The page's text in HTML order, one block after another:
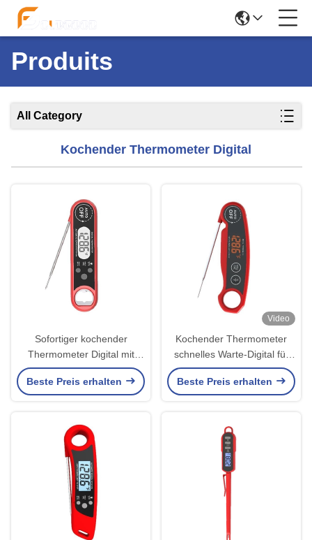
Produits
All Category
Kochender Thermometer Digital
Sofortiger kochender
Thermometer Digital mit
Warnungs-Batterie-Sonden-
Steak-Milch
Beste Preis erhalten
Video
Kochender Thermometer
schnelles Warte-Digital für
Stau Min Max Record
166x62x23mm
Beste Preis erhalten